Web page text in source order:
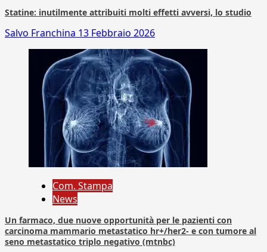
Statine: inutilmente attribuiti molti effetti avversi, lo studio
Salvo Franchina 13 Febbraio 2026
Com. Stampa
News
Un farmaco, due nuove opportunità per le pazienti con
carcinoma mammario metastatico hr+/her2- e con tumore al
seno metastatico triplo negativo (mtnbc)